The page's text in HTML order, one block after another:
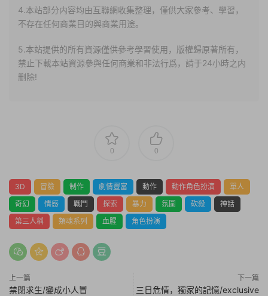
4.本站部分内容均由互聯網收集整理，僅供大家參考、學習，
不存在任何商業目的與商業用途。
5.本站提供的所有資源僅供參考學習使用，版權歸原著所有，
禁止下載本站資源參與任何商業和非法行爲，請于24小時之内
删除!
0 0
3D 冒險 制作 劇情豐富 動作 動作角色扮演
單人
奇幻
情感 戰鬥 探索 暴力 氛圍 砍殺
神話
第三人稱
類魂系列 血腥 角色扮演
上一篇
禁閉求生/變成小人冒
下一篇
三日危情，獨家的記憶/exclusive